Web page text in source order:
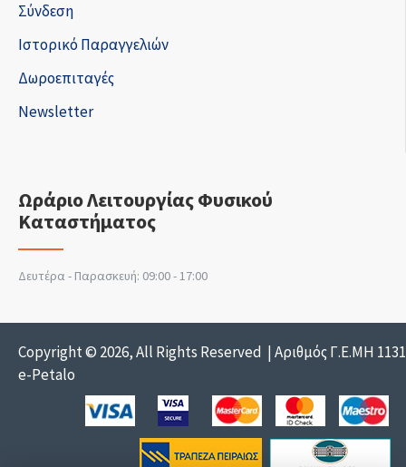
Σύνδεση
Ιστορικό Παραγγελιών
Δωροεπιταγές
Newsletter
Ωράριο Λειτουργίας Φυσικού
Καταστήματος
Δευτέρα - Παρασκευή: 09:00 - 17:00
Copyright © 2026, All Rights Reserved | Αριθμός Γ.Ε.ΜΗ
e-Petalo